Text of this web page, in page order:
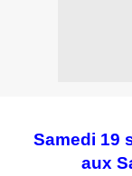
Samedi 19
aux